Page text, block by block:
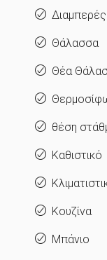
Διαμπερές
Θάλασσα
Θέα
θέση
Καθιστικό
Κουζίνα
Μπάνιο